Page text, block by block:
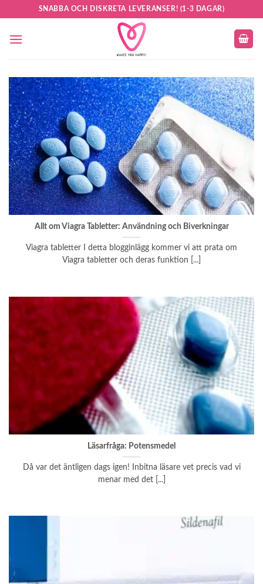
to
content
SNABBA OCH DISKRETA LEVERANSER! (1-3 DAGAR)
Allt om Viagra Tabletter: Användning och Biverkningar
Viagra tabletter I detta blogginlägg kommer vi att prata om
Viagra tabletter och deras funktion [...]
Läsarfråga: Potensmedel
Då var det äntligen dags igen! Inbitna läsare vet precis vad vi
menar med det [...]